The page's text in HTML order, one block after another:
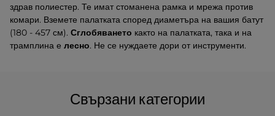
здрав полиестер. Те имат стоманена рамка и мрежа против
комари. Вземете палатката според диаметъра на вашия батут
(180 - 457 см). Сглобяването както на палатката, така и на
трамплина е лесно. Не се нуждаете дори от инструменти.
Свързани категории